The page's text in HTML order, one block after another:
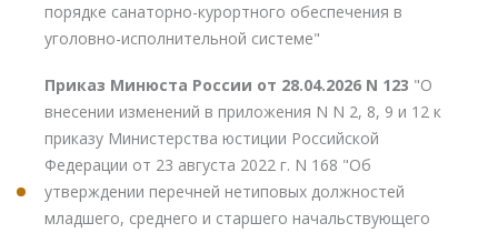
порядке санаторно-курортного обеспечения в
уголовно-исполнительной системе"
Приказ Минюста России от 28.04.2026 N 123 "О
внесении изменений в приложения N N 2, 8, 9 и 12 к
приказу Министерства юстиции Российской
Федерации от 23 августа 2022 г. N 168 "Об
утверждении перечней нетиповых должностей
младшего, среднего и старшего начальствующего